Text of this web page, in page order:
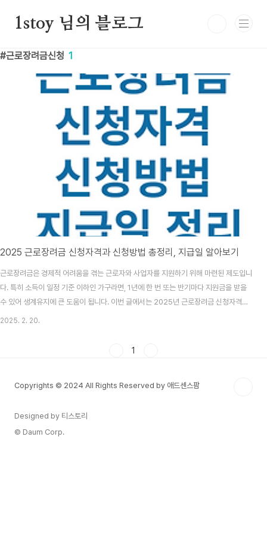
1stoy 님의 블로그
근로장려금신청 1
2025 근로장려금 신청자격과 신청방법 총정리, 지급일 알아보기
근로장려금은 경제적 어려움을 겪는 근로자와 사업자를 지원하기 위해 마련된 제도입니
다. 특히 소득이 일정 기준 이하인 가구라면, 1년에 한 번 또는 반기마다 지원금을 받을
수 있어 생계유지에 큰 도움이 됩니다. 이번 글에서는 2025년 근로장려금 신청자격과
신청방법, 그리고 지급일정까지 꼼꼼히 살펴보겠습니다. 가구 유형과 소득·재산 기준이
저소득 가구의 생활 안정에 큰 힘..
2025. 2. 20.
1
Copyrights © 2024 All Rights Reserved by 애드센스팜
Designed by 티스토리
© Daum Corp.